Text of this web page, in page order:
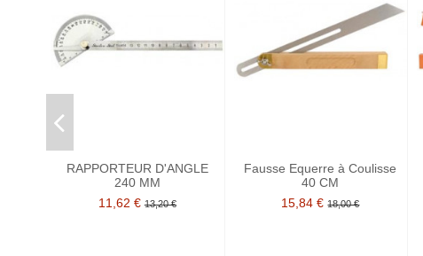
RAPPORTEUR D'ANGLE
240 MM
11,62 € 13,20 €
Fausse Equerre à Coulisse
40 CM
15,84 € 18,00 €